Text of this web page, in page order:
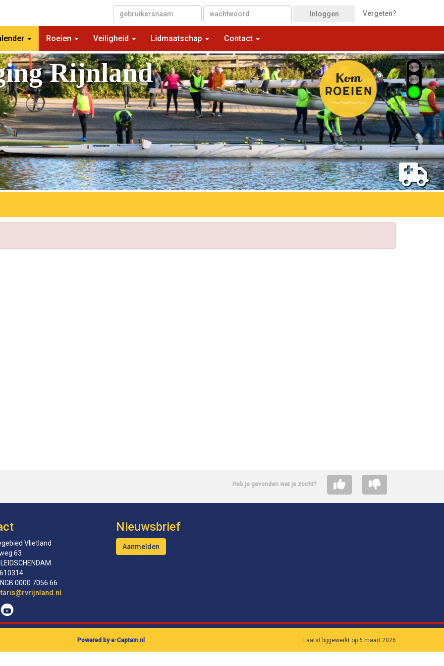
Inloggen Vergeten?
Roeien Veiligheid Lidmaatschap Contact
Rijnland
Heb je gevonden wat je zocht?
Vlietland
63
0000 7056 66
@rvrijnland.nl
Nieuwsbrief
Aanmelden
Powered by e-Captain.nl Laatst bijgewerkt op 6 maart 2026